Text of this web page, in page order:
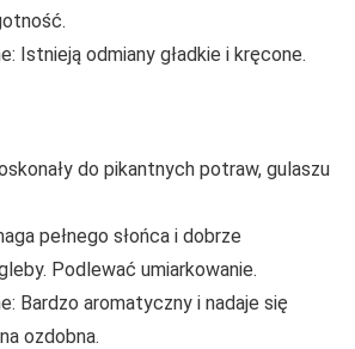
Istnieją odmiany gładkie i kręcone.
do pikantnych potraw, gulaszu
pełnego słońca i dobrze
Podlewać umiarkowanie.
Bardzo aromatyczny i nadaje się
ozdobna.